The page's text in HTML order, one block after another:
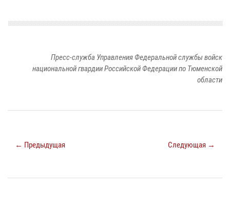
Пресс-служба Управления Федеральной службы войск
национальной гвардии Российской Федерации по Тюменской
области
← Предыдущая Следующая →